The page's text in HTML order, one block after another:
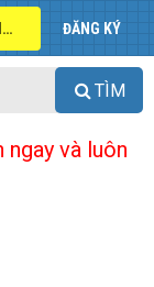
ĐĂNG NHẬP ĐĂNG KÝ
TÌM
và luôn